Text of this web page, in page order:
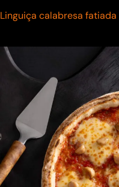
Linguiça calabresa